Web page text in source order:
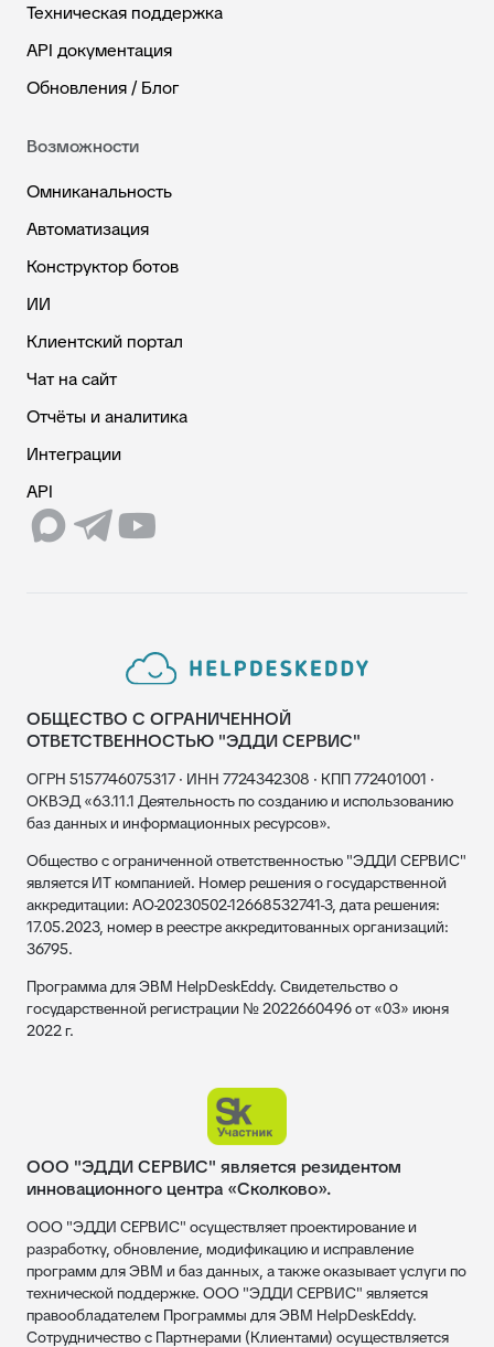
Техническая поддержка
API документация
Обновления / Блог
Возможности
Омниканальность
Автоматизация
Конструктор ботов
ИИ
Клиентский портал
Чат на сайт
Отчёты и аналитика
Интеграции
API
ОБЩЕСТВО С ОГРАНИЧЕННОЙ
ОТВЕТСТВЕННОСТЬЮ "ЭДДИ СЕРВИС"
ОГРН 5157746075317 · ИНН 7724342308 · КПП 772401001 ·
ОКВЭД «63.11.1 Деятельность по созданию и использованию
баз данных и информационных ресурсов».
Общество с ограниченной ответственностью "ЭДДИ СЕРВИС"
является ИТ компанией. Номер решения о государственной
аккредитации: АО-20230502-12668532741-3, дата решения:
17.05.2023, номер в реестре аккредитованных организаций:
36795.
Программа для ЭВМ HelpDeskEddy. Свидетельство о
государственной регистрации № 2022660496 от «03» июня
2022 г.
ООО "ЭДДИ СЕРВИС" является резидентом
инновационного центра «Сколково».
ООО "ЭДДИ СЕРВИС" осуществляет проектирование и
разработку, обновление, модификацию и исправление
программ для ЭВМ и баз данных, а также оказывает услуги по
технической поддержке. ООО "ЭДДИ СЕРВИС" является
правообладателем Программы для ЭВМ HelpDeskEddy.
Сотрудничество с Партнерами (Клиентами) осуществляется